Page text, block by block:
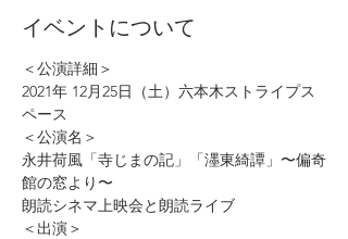
イベントについて
＜公演詳細＞
2021年 12月25日（土）六本木ストライプス
ペース
＜公演名＞
永井荷風「寺じまの記」「濹東綺譚」〜偏奇
館の窓より〜
朗読シネマ上映会と朗読ライブ
＜出演＞